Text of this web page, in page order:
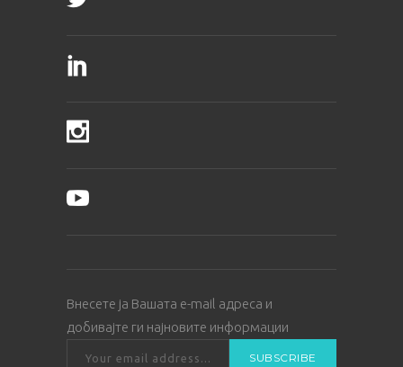
Внесете ја Вашата е-mail адреса и
добивајте ги најновите информации